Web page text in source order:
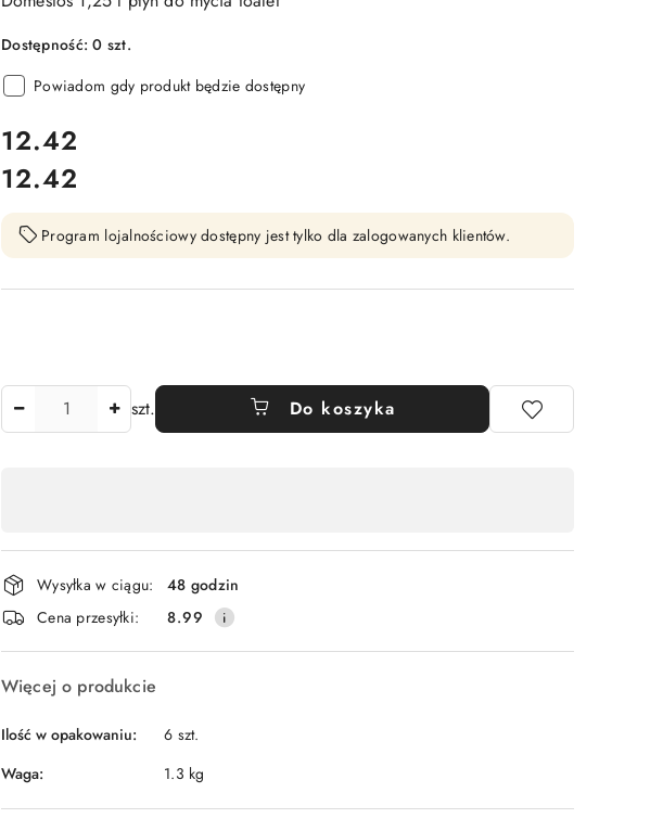
Dostępność:0 szt.
Powiadom gdy produkt będzie dostępny
cena:
12.42
Cena:
12.42
Program lojalnościowy dostępny jest tylko dla zalogowanych klientów.
szt. Do koszyka
płatność
i
dostawa
Wysyłka w ciągu:
48 godzin
Cena przesyłki:
8.99
Więcej o produkcie
Ilość w opakowaniu:
6 szt.
Waga:
1.3 kg